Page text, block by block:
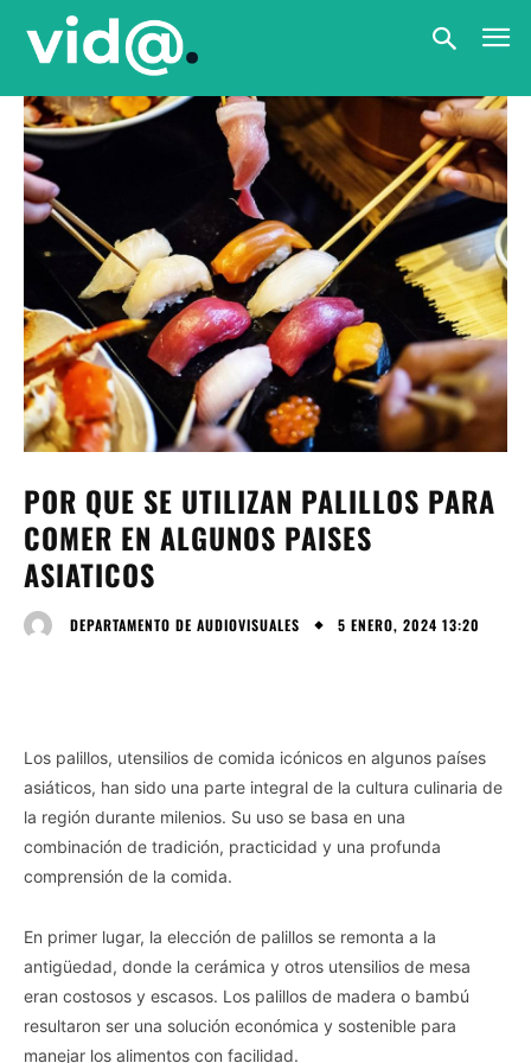
POR QUE SE UTILIZAN PALILLOS PARA
COMER EN ALGUNOS PAISES
ASIATICOS
DEPARTAMENTO DE AUDIOVISUALES 5 ENERO, 2024 13:20
Los palillos, utensilios de comida icónicos en algunos países
asiáticos, han sido una parte integral de la cultura culinaria de
la región durante milenios. Su uso se basa en una
combinación de tradición, practicidad y una profunda
comprensión de la comida.
En primer lugar, la elección de palillos se remonta a la
antigüedad, donde la cerámica y otros utensilios de mesa
eran costosos y escasos. Los palillos de madera o bambú
resultaron ser una solución económica y sostenible para
manejar los alimentos con facilidad.